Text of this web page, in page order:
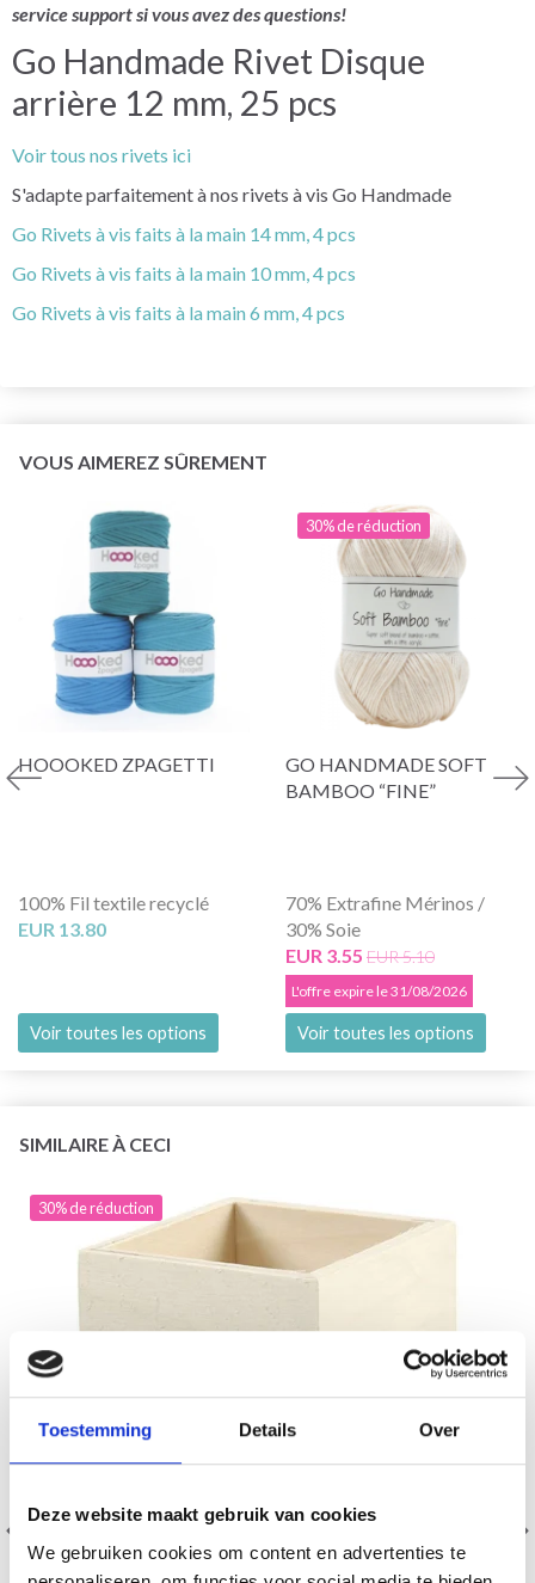
Toestemming Details Over
Deze website maakt gebruik van cookies
We gebruiken cookies om content en advertenties te
service support si vous avez des questions!
Go Handmade Rivet Disque
arrière 12 mm, 25 pcs
Voir tous nos rivets ici
S'adapte parfaitement à nos rivets à vis Go Handmade
Go Rivets à vis faits à la main 14 mm, 4 pcs
Go Rivets à vis faits à la main 10 mm, 4 pcs
Go Rivets à vis faits à la main 6 mm, 4 pcs
VOUS AIMEREZ SÛREMENT
HOOOKED ZPAGETTI
100% Fil textile recyclé
EUR 13.80
Voir toutes les options
30% de réduction
GO HANDMADE SOFT
BAMBOO “FINE”
70% Extrafine Mérinos /
30% Soie
EUR 3.55 EUR 5.10
L'offre expire le 31/08/2026
Voir toutes les options
SIMILAIRE À CECI
30% de réduction